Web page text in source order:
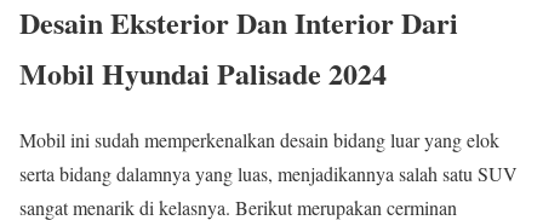
Desain Eksterior Dan Interior Dari
Mobil Hyundai Palisade 2024
Mobil ini sudah memperkenalkan desain bidang luar yang elok
serta bidang dalamnya yang luas, menjadikannya salah satu SUV
sangat menarik di kelasnya. Berikut merupakan cerminan